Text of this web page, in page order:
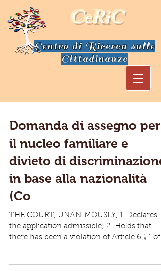
CeRiC
Centro di Ricerca sulle
Cittadinanze
Domanda di assegno per
il nucleo familiare e
divieto di discriminazione
in base alla nazionalità
(Co
THE COURT, UNANIMOUSLY, 1. Declares
the application admissible; 2. Holds that
there has been a violation of Article 6 § 1 of